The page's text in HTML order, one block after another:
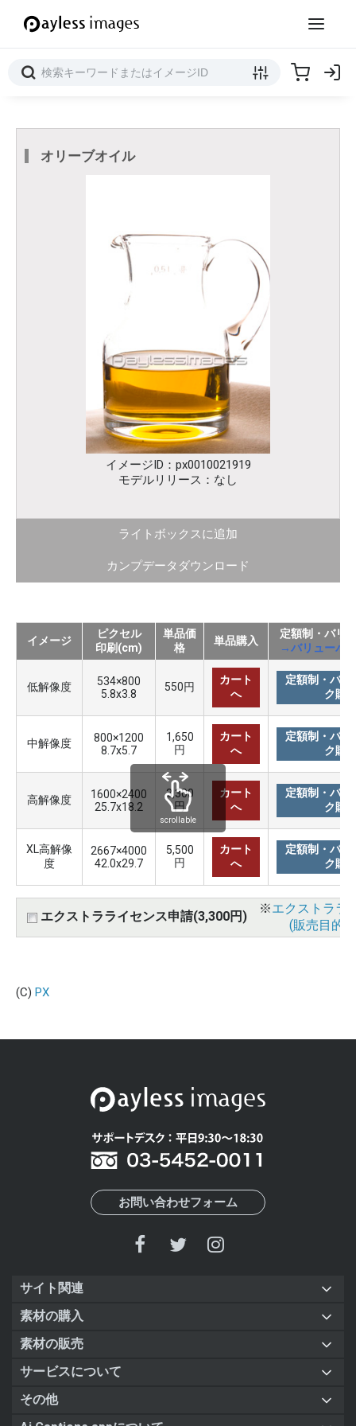
オリーブオイル
イメージID：px0010021919
モデルリリース：なし
ライトボックスに追加
カンプデータダウンロード
イメージ
ピクセル
印刷(cm)
単品価
格
単品購入
定額制・バリ
→バリューパ
低解像度
534×800
5.8x3.8
550円
カート
へ
定額制・バリ
ク購
中解像度
800×1200
8.7x5.7
1,650
円
カート
へ
定額制・バリ
ク購
高解像度
1600×2400
25.7x18.2
3,300
円
カート
へ
定額制・バリ
ク購
XL高解像
度
2667×4000
42.0x29.7
5,500
円
カート
へ
定額制・バリ
ク購
エクストラライセンス申請(3,300円)
※エクストララ
(販売目的
scrollable
(C) PX
お問い合わせフォーム
サイト関連
素材の購入
素材の販売
サービスについて
その他